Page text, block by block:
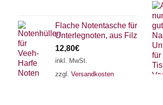
Flache Notentasche für
Unterlegnoten, aus Filz
12,80€
inkl. MwSt.
zzgl. Versandkosten